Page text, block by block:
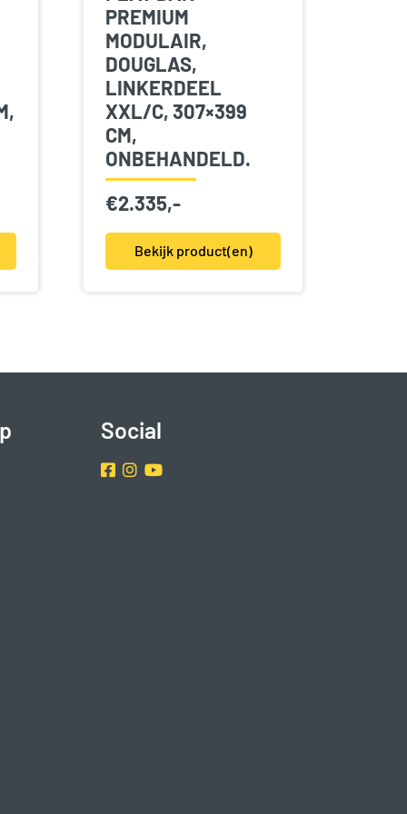
PREMIUM
MODULAIR,
DOUGLAS,
LINKERDEEL
XXL/C, 307×399
CM,
ONBEHANDELD.
€2.335,-
Bekijk product(en)
Social
Facebook
Instragram
Youtube